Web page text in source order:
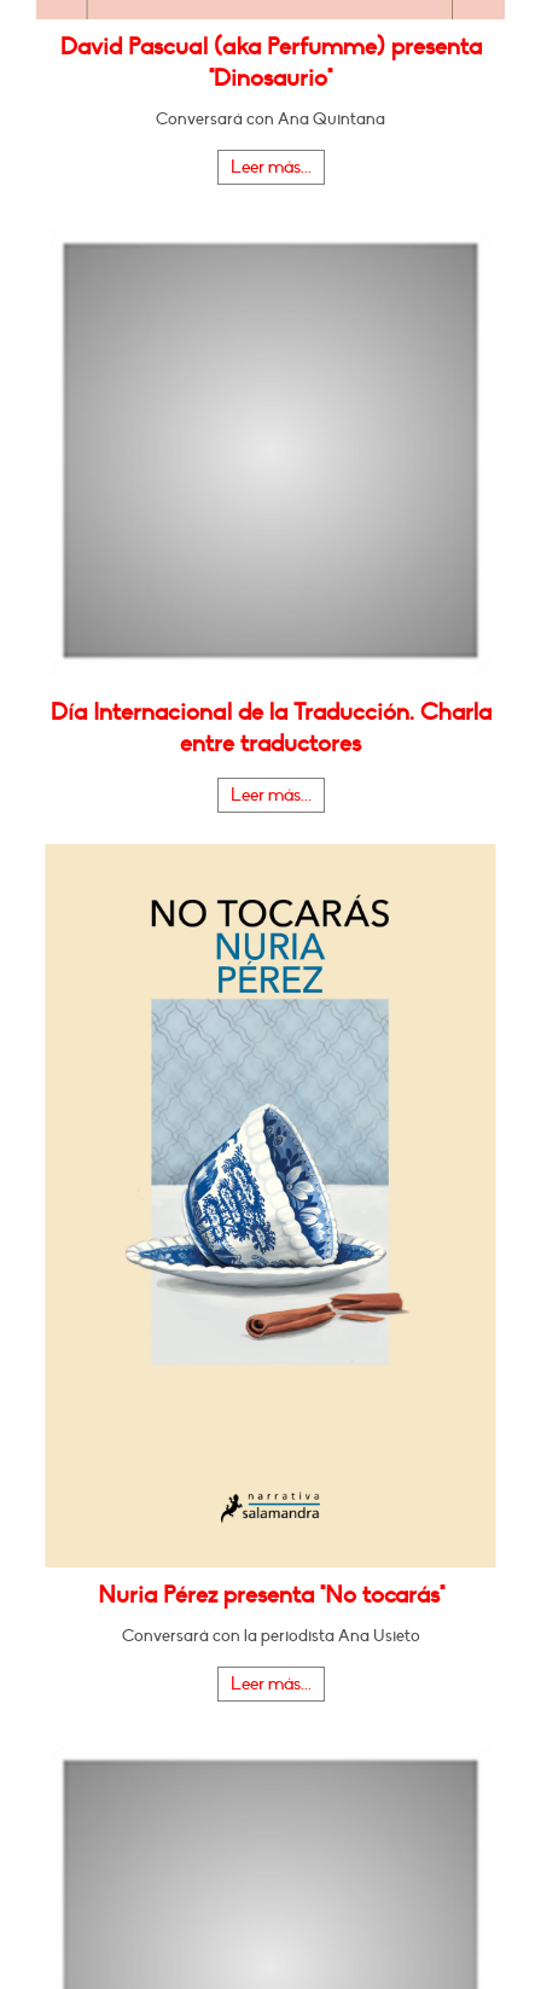
David Pascual (aka Perfumme) presenta
"Dinosaurio"
Conversará con Ana Quintana
Leer más...
Día Internacional de la Traducción. Charla
entre traductores
Leer más...
Nuria Pérez presenta "No tocarás"
Conversará con la periodista Ana Usieto
Leer más...